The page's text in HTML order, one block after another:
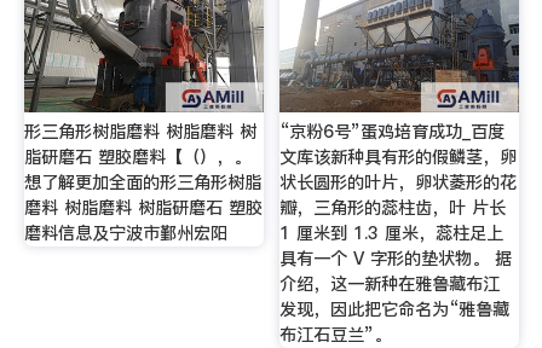
形三角形树脂磨料 树脂磨料 树
脂研磨石 塑胶磨料【（），。
想了解更加全面的形三角形树脂
磨料 树脂磨料 树脂研磨石 塑胶
磨料信息及宁波市鄞州宏阳
“京粉6号”蛋鸡培育成功_百度
文库该新种具有形的假鳞茎，卵
状长圆形的叶片，卵状菱形的花
瓣，三角形的蕊柱齿，叶 片长
1 厘米到 1.3 厘米，蕊柱足上
具有一个 V 字形的垫状物。 据
介绍，这一新种在雅鲁藏布江
发现，因此把它命名为“雅鲁藏
布江石豆兰”。